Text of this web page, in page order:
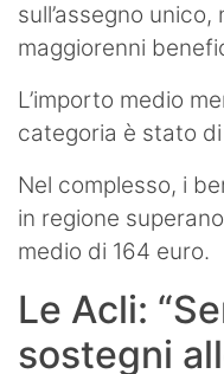
sull’assegno
maggiorenni
L’importo medio
categoria è stato
Nel complesso, i
in regione
medio di 164 euro.
Le Acli:
sostegni